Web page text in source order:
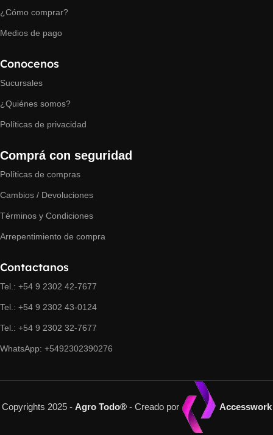
¿Cómo comprar?
Medios de pago
Conocenos
Sucursales
¿Quiénes somos?
Políticas de privacidad
Comprá con seguridad
Políticas de compras
Cambios / Devoluciones
Términos y Condiciones
Arrepentimiento de compra
Contactanos
Tel.: +54 9 2302 42-7677
Tel.: +54 9 2302 43-0124
Tel.: +54 9 2302 32-7677
WhatsApp: +5492302390276
Copyrights 2025 - Agro Todo®- Creado por Accesswork